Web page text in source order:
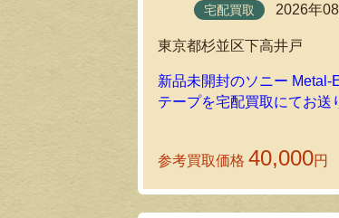
宅配買取 2026年
東京都杉並区下高井戸
新品未開封のソニー Metal-
テープを宅配買取にてお送
参考買取価格 40,000円